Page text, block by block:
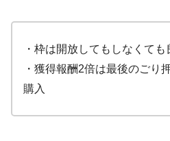
・枠は開放してもしなくても
・獲得報酬2倍は最後のごり
購入